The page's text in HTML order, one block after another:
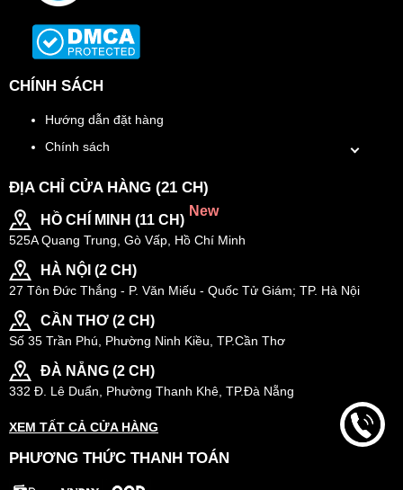
CHÍNH SÁCH
Hướng dẫn đặt hàng
Chính sách
ĐỊA CHỈ CỬA HÀNG (21 CH)
HỒ CHÍ MINH (11 CH)
New
525A Quang Trung, Gò Vấp, Hồ Chí Minh
HÀ NỘI (2 CH)
27 Tôn Đức Thắng - P. Văn Miếu - Quốc Tử Giám; TP. Hà Nội
CẦN THƠ (2 CH)
Số 35 Trần Phú, Phường Ninh Kiều, TP.Cần Thơ
ĐÀ NẴNG (2 CH)
332 Đ. Lê Duẩn, Phường Thanh Khê, TP.Đà Nẵng
XEM TẤT CẢ CỬA HÀNG
PHƯƠNG THỨC THANH TOÁN